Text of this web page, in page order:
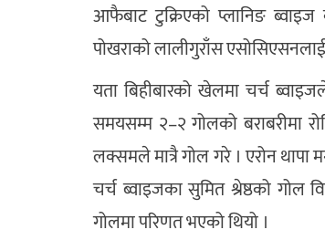
आफैबाट टुक्रिएको प्लानिङ
पोखराको लालीगुराँस एसोसिएसनलाई
यता बिहीबारको खेलमा चर्च
समयसम्म २–२ गोलको बराबरीमा
लक्समले मात्रै गोल गरे । एरोन थापा
चर्च ब्वाइजका सुमित श्रेष्ठको गोल
गोलमा परिणत भएको थियो ।